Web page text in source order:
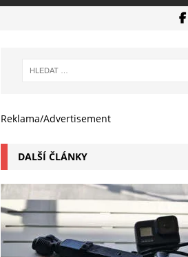
Reklama/Advertisement
DALŠÍ ČLÁNKY